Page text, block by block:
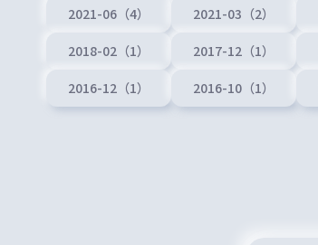
2021-06（4） 2021-03（2）
2018-02（1） 2017-12（1）
2016-12（1） 2016-10（1）